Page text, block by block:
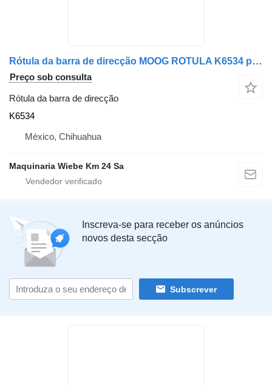
Rótula da barra de direcção MOOG ROTULA K6534 para carro Chevrolet TRUCK AVALANCHE 1500 1/2 TON BASE 02-06/EX
Preço sob consulta
Rótula da barra de direcção
K6534
México, Chihuahua
Maquinaria Wiebe Km 24 Sa
Inscreva-se para receber os anúncios
novos desta secção
Subscrever